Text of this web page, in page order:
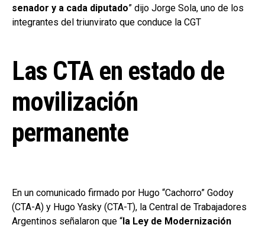
senador y a cada diputado” dijo Jorge Sola, uno de los
integrantes del triunvirato que conduce la CGT
Las CTA en estado de
movilización
permanente
En un comunicado firmado por Hugo “Cachorro” Godoy
(CTA-A) y Hugo Yasky (CTA-T), la Central de Trabajadores
Argentinos señalaron que “la Ley de Modernización